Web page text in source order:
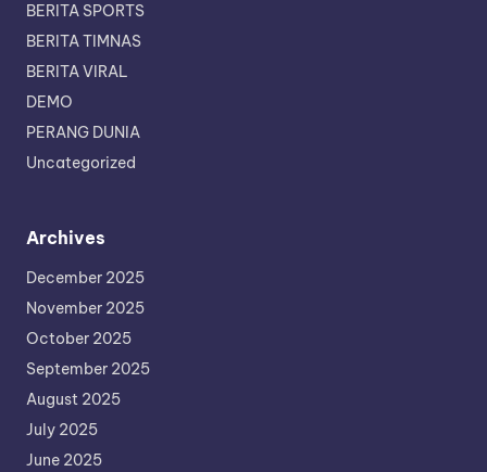
BERITA SPORTS
BERITA TIMNAS
BERITA VIRAL
DEMO
PERANG DUNIA
Uncategorized
Archives
December 2025
November 2025
October 2025
September 2025
August 2025
July 2025
June 2025